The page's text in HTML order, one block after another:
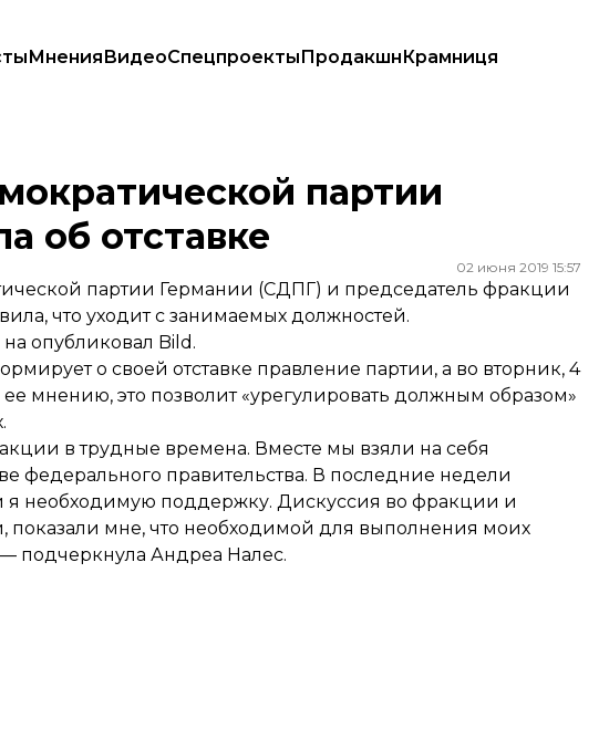
МненияВидеоСпецпроектыПродакшнКрамниця
об отставке
партии
об отставке
02 июня 2019 15:57
партии Германии (СДПГ) и председатель фракции
что уходит с занимаемых должностей.
опубликовал Bild.
о своей отставке правление партии, а во вторник, 4
мнению, это позволит «урегулировать должным образом»
в трудные времена. Вместе мы взяли на себя
федерального правительства. В последние недели
я необходимую поддержку. Дискуссия во фракции и
показали мне, что необходимой для выполнения моих
подчеркнула Андреа Налес.